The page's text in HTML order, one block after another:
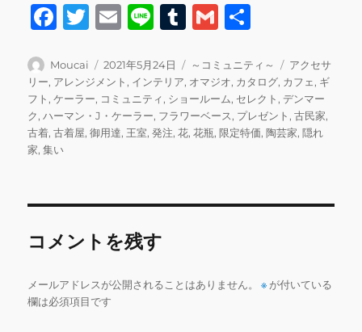
F
c
e
b
o
k
T
it
te
r
E
ai
l
Li
e
T
m
bl
r
G
ai
l
投
稿
者
Moucai
投
稿
日:
2021年5月24日
カ
テ
ゴ
リ
ー
～コミュニティ～
タ
グ
アクセサ
リー, アレンジメント, インテリア, オマジオ, カタログ, カフェ, ギ
フト,ケーラー, コミュニティ, ショールーム, セレクト, デンマー
ク,ハーマン・J・ケーラー, フラワーベース, プレゼント,古民家,
古着,古着屋,御用達, 王室,発注,花,花瓶,限定特価,陶芸家,隠れ
家,集い
コメントを残す
メールアドレスが公開されることはありません。 ※ が付いている
欄は必須項目です